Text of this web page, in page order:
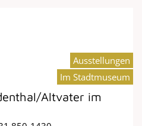
Altvater im
Ausstellungen
Im Stadtmuseum